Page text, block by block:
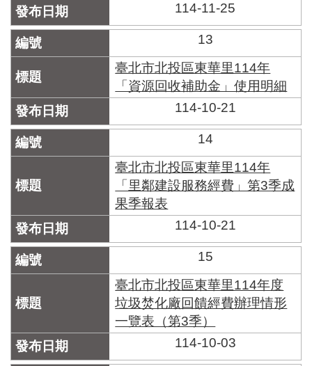
114-11-25
13
臺北市北投區東華里114年
「資源回收補助金」使用明細
114-10-21
14
臺北市北投區東華里114年
「里鄰建設服務經費」第3季成
果季報表
114-10-21
15
臺北市北投區東華里114年度
垃圾焚化廠回饋經費辦理情形
一覽表（第3季）
114-10-03